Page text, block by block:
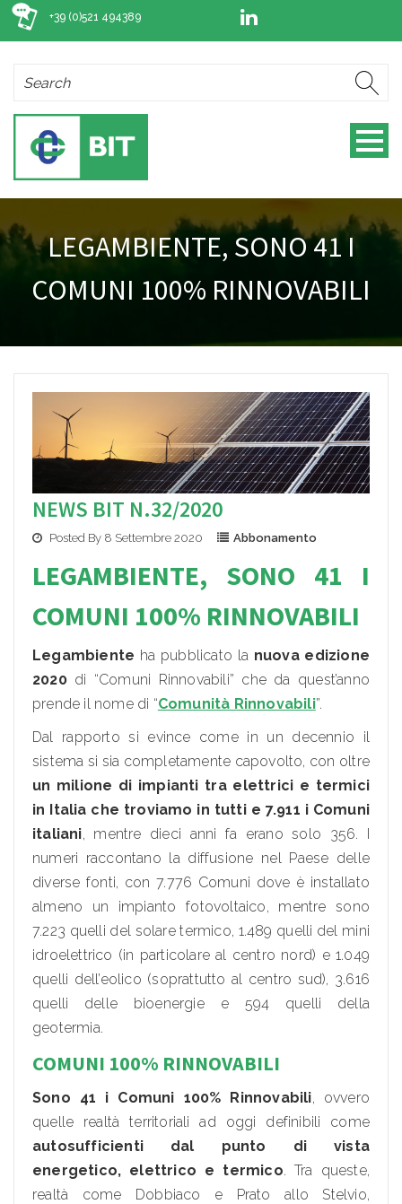
+39 (0)521 494389
LEGAMBIENTE, SONO 41 I
COMUNI 100% RINNOVABILI
NEWS BIT N.32/2020
Posted By 8 Settembre 2020 Abbonamento
LEGAMBIENTE, SONO 41 I
COMUNI 100% RINNOVABILI
Legambiente ha pubblicato la nuova edizione
2020di “Comuni Rinnovabili” che da quest’anno
prende il nome di “Comunità Rinnovabili”.
Dal rapporto si evince come in un decennio il
sistema si sia completamente capovolto, con oltre
un milione di impianti tra elettrici e termici
in Italia che troviamo in tutti e 7.911 i Comuni
italiani, mentre dieci anni fa erano solo 356. I
numeri raccontano la diffusione nel Paese delle
diverse fonti, con 7.776 Comuni dove è installato
almeno un impianto fotovoltaico, mentre sono
7.223 quelli del solare termico, 1.489 quelli del mini
idroelettrico (in particolare al centro nord) e 1.049
quelli dell’eolico (soprattutto al centro sud), 3.616
quelli delle bioenergie e 594 quelli della
geotermia.
COMUNI 100% RINNOVABILI
Sono 41 i Comuni 100% Rinnovabili, ovvero
quelle realtà territoriali ad oggi definibili come
autosufficienti dal punto di vista
energetico, elettrico e termico. Tra queste,
realtà come Dobbiaco e Prato allo Stelvio,